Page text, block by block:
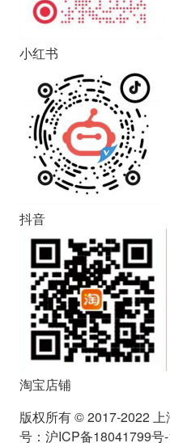
小红书
抖音
淘宝店铺
版权所有 © 2017-2022
号：沪ICP备18041799号-